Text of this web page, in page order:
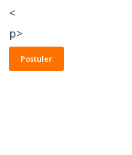
<
p>
Postuler